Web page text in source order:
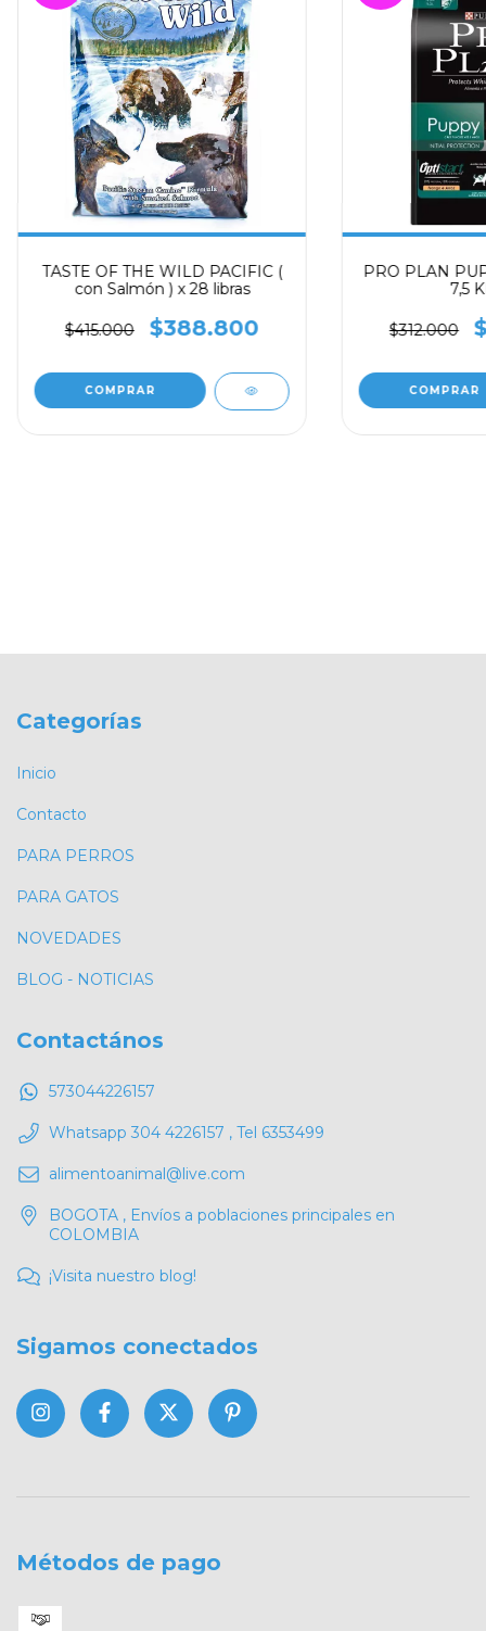
TASTE OF THE WILD PACIFIC (
con Salmón ) x 28 libras
$415.000 $388.800
PRO PLAN
7,5
$312.000
Categorías
Inicio
Contacto
PARA PERROS
PARA GATOS
NOVEDADES
BLOG - NOTICIAS
Contactános
573044226157
Whatsapp 304 4226157 , Tel 6353499
alimentoanimal@live.com
BOGOTA , Envíos a poblaciones principales en
COLOMBIA
¡Visita nuestro blog!
Sigamos conectados
Métodos de pago